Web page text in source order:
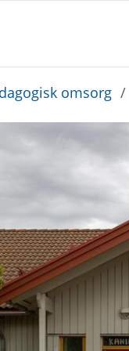
omsorg /